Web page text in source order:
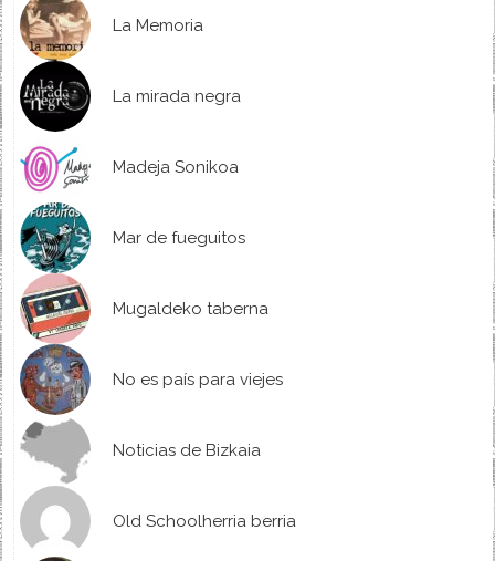
La Memoria
La mirada negra
Madeja Sonikoa
Mar de fueguitos
Mugaldeko taberna
No es país para viejes
Noticias de Bizkaia
Old Schoolherria berria